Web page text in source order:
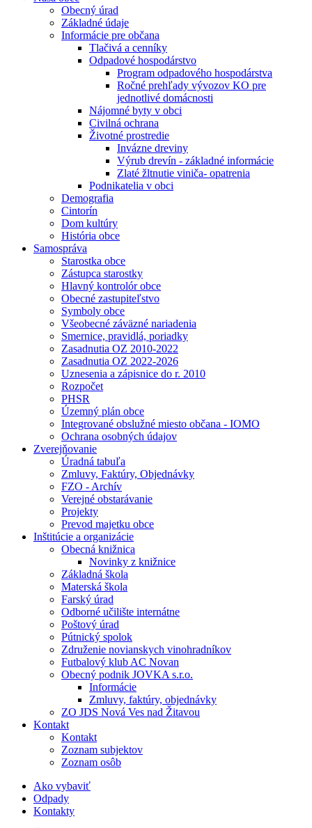
Obecný úrad
Základné údaje
Informácie pre občana
Tlačivá a cenníky
Odpadové hospodárstvo
Program odpadového hospodárstva
Ročné prehľady vývozov KO pre
jednotlivé domácnosti
Nájomné byty v obci
Civilná ochrana
Životné prostredie
Invázne dreviny
Výrub drevín - základné informácie
Zlaté žltnutie viniča- opatrenia
Podnikatelia v obci
Demografia
Cintorín
Dom kultúry
História obce
Samospráva
Starostka obce
Zástupca starostky
Hlavný kontrolór obce
Obecné zastupiteľstvo
Symboly obce
Všeobecné záväzné nariadenia
Smernice, pravidlá, poriadky
Zasadnutia OZ 2010-2022
Zasadnutia OZ 2022-2026
Uznesenia a zápisnice do r. 2010
Rozpočet
PHSR
Územný plán obce
Integrované obslužné miesto občana - IOMO
Ochrana osobných údajov
Zverejňovanie
Úradná tabuľa
Zmluvy, Faktúry, Objednávky
FZO - Archív
Verejné obstarávanie
Projekty
Prevod majetku obce
Inštitúcie a organizácie
Obecná knižnica
Novinky z knižnice
Základná škola
Materská škola
Farský úrad
Odborné učilište internátne
Poštový úrad
Pútnický spolok
Združenie novianskych vinohradníkov
Futbalový klub AC Novan
Obecný podnik JOVKA s.r.o.
Informácie
Zmluvy, faktúry, objednávky
ZO JDS Nová Ves nad Žitavou
Kontakt
Kontakt
Zoznam subjektov
Zoznam osôb
Ako vybaviť
Odpady
Kontakty